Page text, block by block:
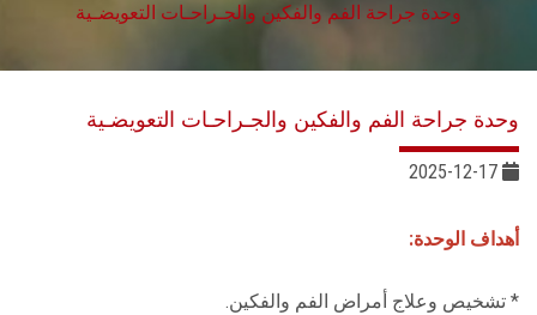
خطة التنمية الذاتية
وحدة جراحة الفم والفكين والجـراحـات التعويضـية
وحدة جراحة الفم والفكين والجـراحـات التعويضـية
أهداف الوحدة:
* تشخيص وعلاج أمراض الفم والفكين.